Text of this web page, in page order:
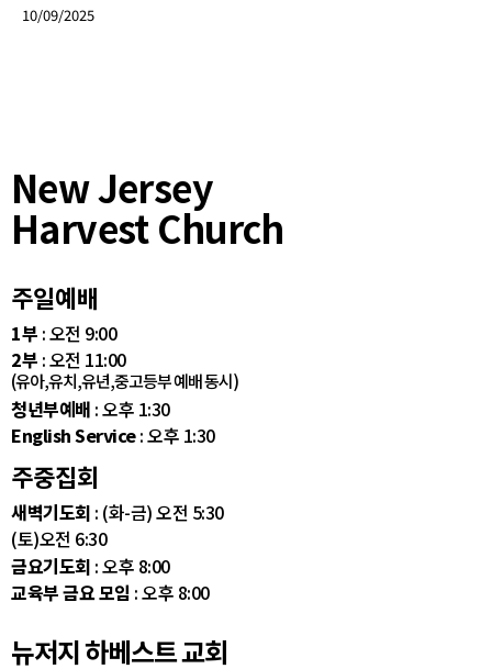
10/09/2025
New Jersey
Harvest Church
주일예배
1부 : 오전 9:00
2부 : 오전 11:00
(유아,유치,유년,중고등부 예배 동시)
청년부예배 : 오후 1:30
English Service: 오후 1:30
주중집회
새벽기도회 : (화-금) 오전 5:30
(토)오전 6:30
금요기도회 : 오후 8:00
교육부 금요 모임 : 오후 8:00
뉴저지 하베스트 교회